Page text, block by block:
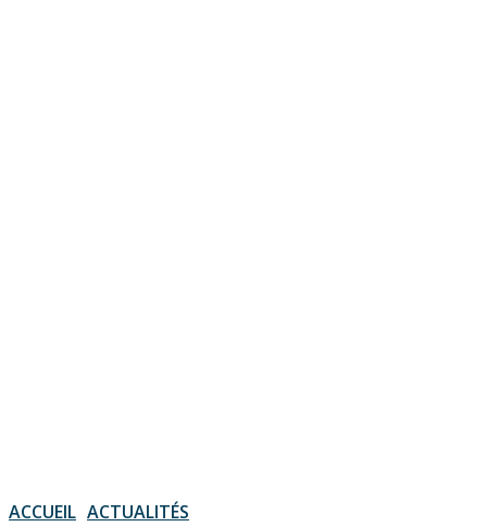
ACCUEIL ACTUALITÉS